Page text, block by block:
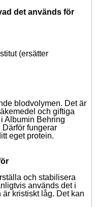
det används för
(ersätter
blodvolymen. Det är
och giftiga
Albumin Behring
fungerar
eget protein.
och stabilisera
används det i
kristiskt låg. Det kan